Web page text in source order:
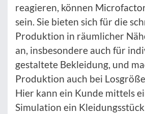
reagieren, können
sein. Sie bieten sich für die
Produktion in räumlicher
an, insbesondere auch für
gestaltete Bekleidung, und
Produktion auch bei
Hier kann ein Kunde mittels
Simulation ein